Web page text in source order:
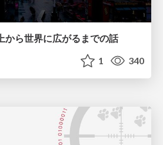
から世界に広がるまでの話
1 340